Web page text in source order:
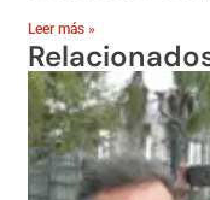
Leer más »